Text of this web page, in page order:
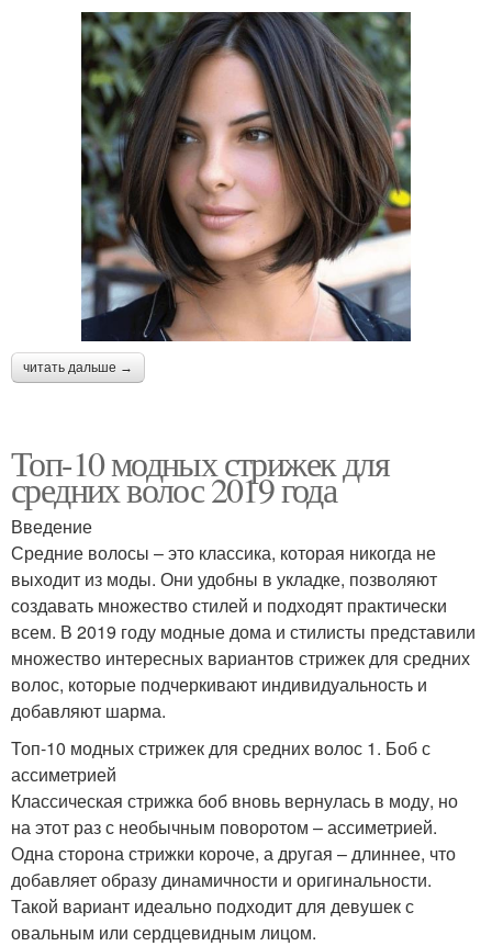
читать дальше →
Топ-10 модных стрижек для
средних волос 2019 года
Введение
Средние волосы – это классика, которая никогда не
выходит из моды. Они удобны в укладке, позволяют
создавать множество стилей и подходят практически
всем. В 2019 году модные дома и стилисты представили
множество интересных вариантов стрижек для средних
волос, которые подчеркивают индивидуальность и
добавляют шарма.
Топ-10 модных стрижек для средних волос 1. Боб с
ассиметрией
Классическая стрижка боб вновь вернулась в моду, но
на этот раз с необычным поворотом – ассиметрией.
Одна сторона стрижки короче, а другая – длиннее, что
добавляет образу динамичности и оригинальности.
Такой вариант идеально подходит для девушек с
овальным или сердцевидным лицом.